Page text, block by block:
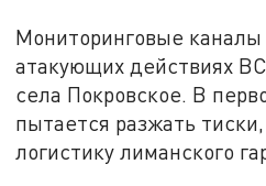
Мониторинговые
атакующих действиях
села Покровское. В
пытается разжать
логистику лиманского